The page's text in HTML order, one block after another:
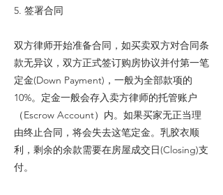
5. 签署合同
双方律师开始准备合同，如买卖双方对合同条
款无异议，双方正式签订购房协议并付第一笔
定金(Down Payment)，一般为全部款项的
10%。定金一般会存入卖方律师的托管账户
（Escrow Account）内。如果买家无正当理
由终止合同，将会失去这笔定金。乳胶衣顺
利，剩余的余款需要在房屋成交日(Closing)支
付。